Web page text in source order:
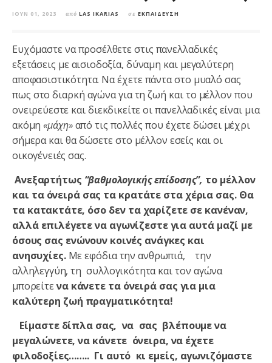
ΙΟΎΝ 01, 2023 από LAS IKARIAS σε ΕΚΠΑΊΔΕΥΣΗ
Ευχόμαστε να προσέλθετε στις πανελλαδικές
εξετάσεις με αισιοδοξία, δύναμη και μεγαλύτερη
αποφασιστικότητα. Να έχετε πάντα στο μυαλό σας
πως στο διαρκή αγώνα για τη ζωή και το μέλλον που
ονειρεύεστε και διεκδικείτε οι πανελλαδικές είναι μια
ακόμη«μάχη»από τις πολλές που έχετε δώσει μέχρι
σήμερα και θα δώσετε στο μέλλον εσείς και οι
οικογένειές σας.
Ανεξαρτήτως “βαθμολογικής επίδοσης”, το μέλλον
και τα όνειρά σας τα κρατάτε στα χέρια σας. Θα
τα κατακτάτε, όσο δεν τα χαρίζετε σε κανέναν,
αλλά επιλέγετε να αγωνίζεστε για αυτά μαζί με
όσους σας ενώνουν κοινές ανάγκες και
ανησυχίες.Με εφόδια την ανθρωπιά, την
αλληλεγγύη, τη συλλογικότητα και τον αγώνα
μπορείτενα κάνετε τα όνειρά σας για μια
καλύτερη ζωή πραγματικότητα!
Είμαστε δίπλα σας, να σας βλέπουμε να
μεγαλώνετε, να κάνετε όνειρα, να έχετε
φιλοδοξίες…….. Γι αυτό κι εμείς, αγωνιζόμαστε